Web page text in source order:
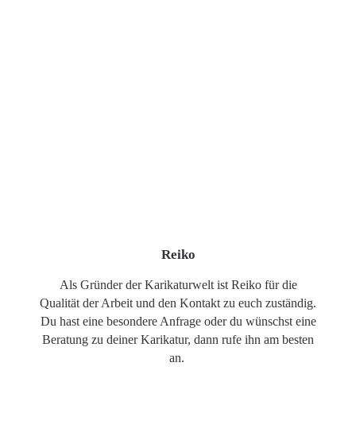
Reiko
Als Gründer der Karikaturwelt ist Reiko für die
Qualität der Arbeit und den Kontakt zu euch zuständig.
Du hast eine besondere Anfrage oder du wünschst eine
Beratung zu deiner Karikatur, dann rufe ihn am besten
an.